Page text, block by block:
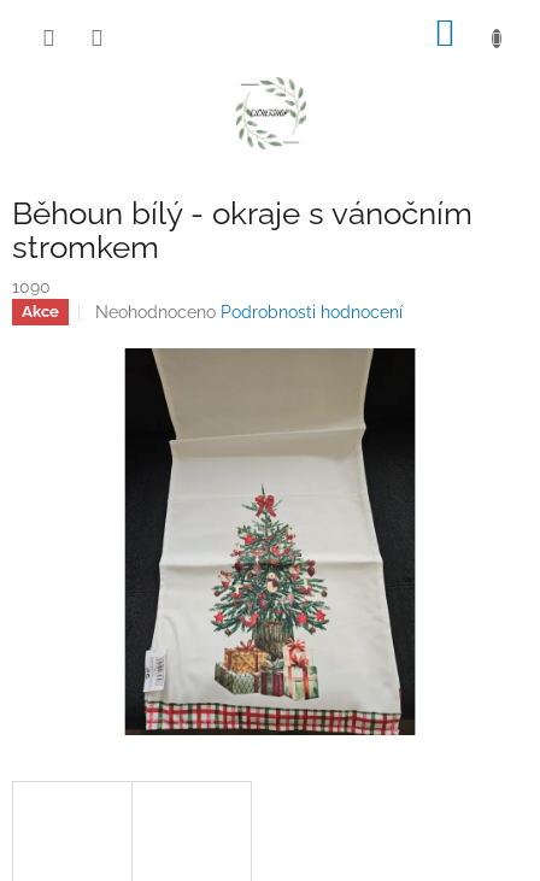
Běhoun bílý - okraje s vánočním
stromkem
1090
Akce
Průměrné
produktu
hvězdiček.
Neohodnoceno Podrobnosti hodnocení